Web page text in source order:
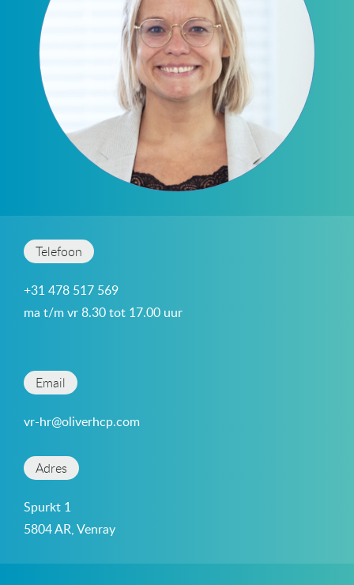
Telefoon
+31 478 517 569
ma t/m vr 8.30 tot 17.00 uur
Email
vr-hr@oliverhcp.com
Adres
Spurkt 1
5804 AR, Venray